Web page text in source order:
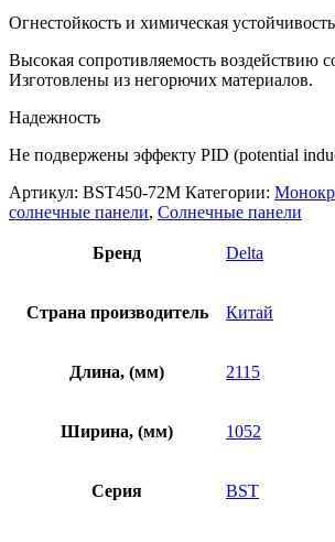
Огнестойкость и химическая устойчивость
Высокая сопротивляемость воздействию
Изготовлены из негорючих материалов.
Надежность
Не подвержены эффекту PID (potential
Артикул: BST450-72M Категории:
солнечные панели, Солнечные панели
Бренд Delta
Страна производитель Китай
Длина, (мм) 2115
Ширина, (мм) 1052
Серия BST